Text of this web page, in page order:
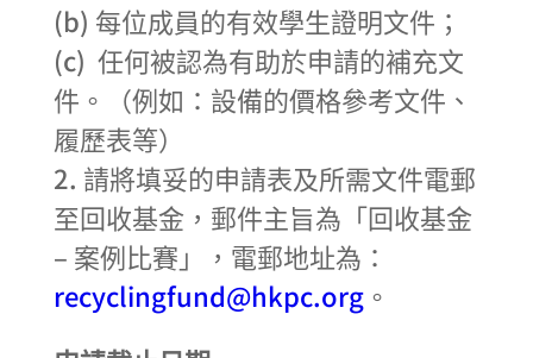
(b) 每位成員的有效學生證明文件；
(c) 任何被認為有助於申請的補充文
件。（例如：設備的價格參考文件、
履歷表等）
2. 請將填妥的申請表及所需文件電郵
至回收基金，郵件主旨為「回收基金
– 案例比賽」，電郵地址為：
recyclingfund@hkpc.org。